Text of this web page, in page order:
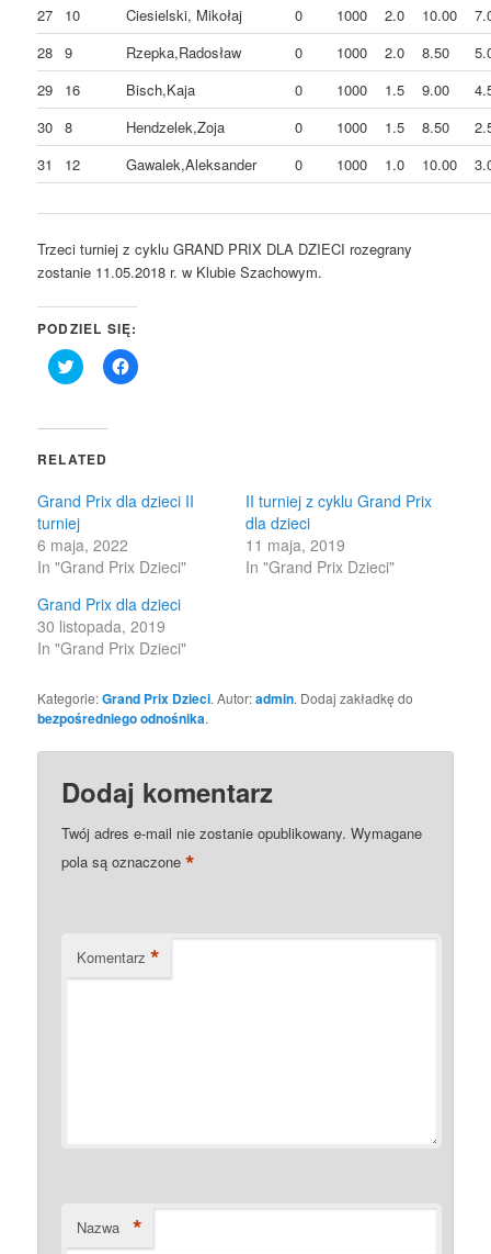
27 10 Ciesielski, Mikołaj 0 1000 2.0 10.00
28 9 Rzepka,Radosław 0 1000 2.0 8.50
29
16 Bisch,Kaja 0 1000 1.5 9.00
30 8 Hendzelek,Zoja 0 1000 1.5 8.50
31
12 Gawalek,Aleksander 0 1000 1.0 10.00
Trzeci turniej z cyklu GRAND PRIX DLA DZIECI rozegrany
zostanie 11.05.2018 r. w Klubie Szachowym.
PODZIEL SIĘ:
Click
to
(Opens
new
Click
to
RELATED
Grand Prix dla dzieci II
turniej
6 maja, 2022
In "Grand Prix Dzieci"
II turniej z cyklu Grand Prix
dla dzieci
11 maja, 2019
In "Grand Prix Dzieci"
Grand Prix dla dzieci
30 listopada, 2019
In "Grand Prix Dzieci"
Kategorie:Grand Prix Dzieci. Autor:admin. Dodaj zakładkę do
bezpośredniego odnośnika.
Dodaj komentarz
Twój adres e-mail nie zostanie opublikowany. Wymagane
pola są oznaczone*
Komentarz *
Nazwa *